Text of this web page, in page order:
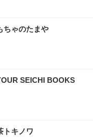
ちゃのたまや
SEICHI BOOKS
トキノワ